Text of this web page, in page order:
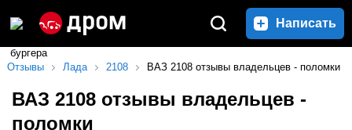
Написать
Отзывы Лада 2108 ВАЗ 2108 отзывы владельцев - поломки
ВАЗ 2108 отзывы владельцев -
поломки